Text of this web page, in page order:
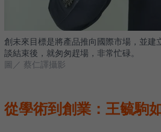
創未來目標是將產品推向國際市場，並
談結束後，就匆匆趕場，非常忙碌。
圖／ 蔡仁譯攝影
從學術到創業：王毓駒